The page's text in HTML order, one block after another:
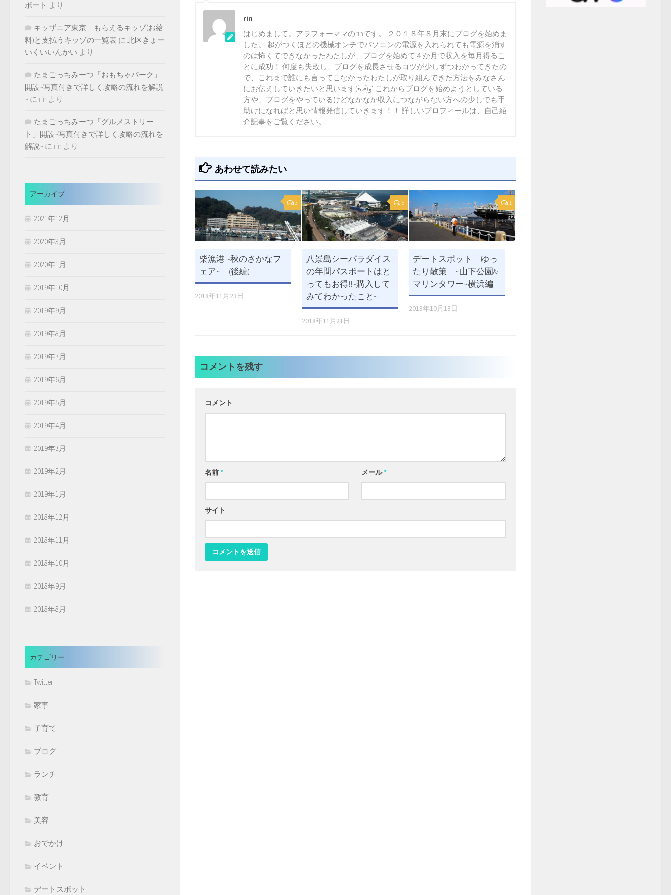
rin
はじめまして。アラフォーママのrinです。 ２０１８年８月末にブログを始めま
した。 超がつくほどの機械オンチでパソコンの電源を入れられても電源を消す
のは怖くてできなかったわたしが、ブログを始めて４か月で収入を毎月得るこ
とに成功！ 何度も失敗し、ブログを成長させるコツが少しずつわかってきたの
で、これまで誰にも言ってこなかったわたしが取り組んできた方法をみなさん
にお伝えしていきたいと思います(•̀ᴗ•́)و ̑̑ これからブログを始めようとしている
方や、ブログをやっているけどなかなか収入につながらない方への少しでも手
助けになればと思い情報発信していきます！！ 詳しいプロフィールは、自己紹
介記事をご覧ください。
あわせて読みたい
3
柴漁港 ~秋のさかなフ
ェア~ (後編)
2018年11月23日
5
八景島シーパラダイス
の年間パスポートはと
ってもお得!!~購入して
みてわかったこと~
2018年11月21日
1
デートスポット ゆっ
たり散策 ~山下公園&
マリンタワー~横浜編
2018年10月18日
コメントを残す
コメント
名前* メール*
サイト
ポート より
キッザニア東京 もらえるキッゾ(お給
料)と支払うキッゾの一覧表 に 北区きょー
いくいいんかい より
たまごっちみーつ「おもちゃパーク」
開設~写真付きで詳しく攻略の流れを解説
~ に rin より
たまごっちみーつ「グルメストリー
ト」開設~写真付きで詳しく攻略の流れを
解説~ に rin より
アーカイブ
2021年12月
2020年3月
2020年1月
2019年10月
2019年9月
2019年8月
2019年7月
2019年6月
2019年5月
2019年4月
2019年3月
2019年2月
2019年1月
2018年12月
2018年11月
2018年10月
2018年9月
2018年8月
カテゴリー
Twitter
家事
子育て
ブログ
ランチ
教育
美容
おでかけ
イベント
デートスポット